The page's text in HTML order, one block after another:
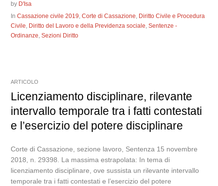
by D'Isa
InCassazione civile 2019,Corte di Cassazione, Diritto Civile e Procedura
Civile, Diritto del Lavoro e della Previdenza sociale,Sentenze -
Ordinanze,Sezioni Diritto
ARTICOLO
Licenziamento disciplinare, rilevante
intervallo temporale tra i fatti contestati
e l’esercizio del potere disciplinare
Corte di Cassazione, sezione lavoro, Sentenza 15 novembre
2018, n. 29398. La massima estrapolata: In tema di
licenziamento disciplinare, ove sussista un rilevante intervallo
temporale tra i fatti contestati e l’esercizio del potere